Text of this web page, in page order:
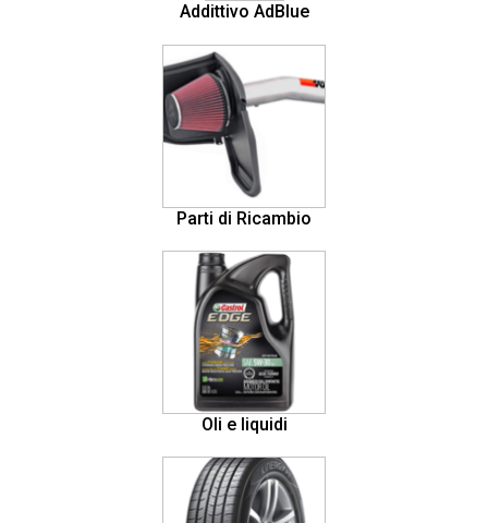
Addittivo AdBlue
Parti di Ricambio
Oli e liquidi